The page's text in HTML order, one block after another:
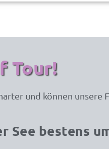
Tour!
und können
See bestens